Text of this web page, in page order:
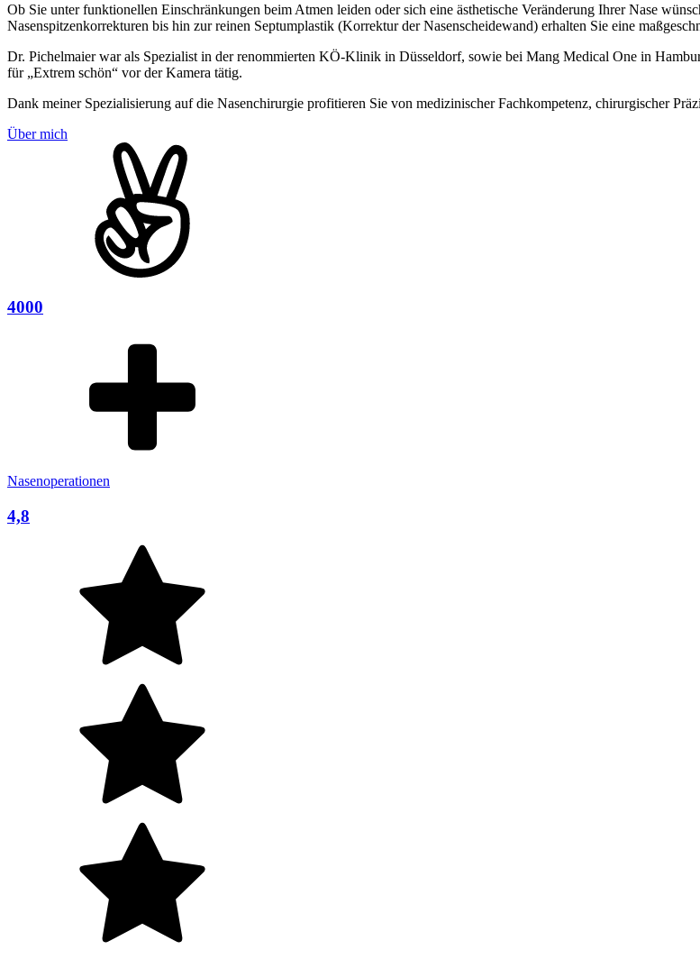
Ob Sie unter funktionellen Einschränkungen beim Atmen leiden oder sich eine ästhetische Veränderung Ihrer Nase
Nasenspitzenkorrekturen bis hin zur reinen Septumplastik (Korrektur der Nasenscheidewand) erhalten Sie eine
Dr. Pichelmaier war als Spezialist in der renommierten KÖ-Klinik in Düsseldorf, sowie bei Mang Medical One in
für „Extrem schön“ vor der Kamera tätig.
Dank meiner Spezialisierung auf die Nasenchirurgie profitieren Sie von medizinischer Fachkompetenz, chirurgischer
Über mich
4000
Nasenoperationen
4,8